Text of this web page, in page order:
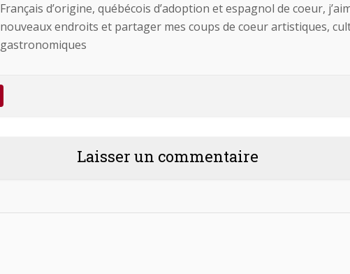
Français d’origine, québécois d’adoption et espagnol de coeur,
nouveaux endroits et partager mes coups de coeur artistiques,
gastronomiques
Laisser un commentaire